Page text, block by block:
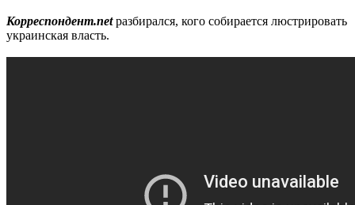
Корреспондент.netразбирался, кого собирается люстрировать
украинская власть.